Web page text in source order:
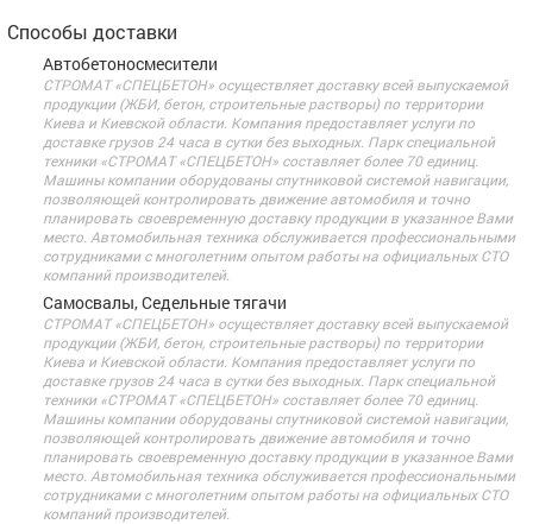
Способы доставки
Автобетоносмесители
СТРОМАТ «СПЕЦБЕТОН» осуществляет доставку всей выпускаемой
продукции (ЖБИ, бетон, строительные растворы) по территории
Киева и Киевской области. Компания предоставляет услуги по
доставке грузов 24 часа в сутки без выходных. Парк специальной
техники «СТРОМАТ «СПЕЦБЕТОН» составляет более 70 единиц.
Машины компании оборудованы спутниковой системой навигации,
позволяющей контролировать движение автомобиля и точно
планировать своевременную доставку продукции в указанное Вами
место. Автомобильная техника обслуживается профессиональными
сотрудниками с многолетним опытом работы на официальных СТО
компаний производителей.
Самосвалы, Седельные тягачи
СТРОМАТ «СПЕЦБЕТОН» осуществляет доставку всей выпускаемой
продукции (ЖБИ, бетон, строительные растворы) по территории
Киева и Киевской области. Компания предоставляет услуги по
доставке грузов 24 часа в сутки без выходных. Парк специальной
техники «СТРОМАТ «СПЕЦБЕТОН» составляет более 70 единиц.
Машины компании оборудованы спутниковой системой навигации,
позволяющей контролировать движение автомобиля и точно
планировать своевременную доставку продукции в указанное Вами
место. Автомобильная техника обслуживается профессиональными
сотрудниками с многолетним опытом работы на официальных СТО
компаний производителей.